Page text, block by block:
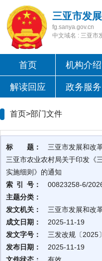
三亚市发
fg.sanya.gov.cn
中文域名 : 三亚市
首页 机构介绍
解读回应 政务服务
首页>部门文件
标 题：
三亚市发展和改
三亚市农业农村局关于印发《
实施细则》的通知
索 引 号：
00823258-6/
主题分类：
发文机关：
三亚市发展和改
成文日期：
2025-11-19
发文字号：
三发改规〔2025
发布日期：
2025-11-19
文件状态：
有效